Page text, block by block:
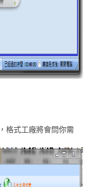
格式工廠將會問你需